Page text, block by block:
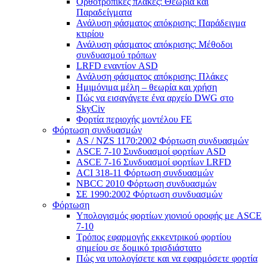
Παραδείγματα
Ανάλυση φάσματος απόκρισης: Παράδειγμα
κτιρίου
Ανάλυση φάσματος απόκρισης: Μέθοδοι
συνδυασμού τρόπων
LRFD εναντίον ASD
Ανάλυση φάσματος απόκρισης: Πλάκες
Ημιμόνιμα μέλη – θεωρία και χρήση
Πώς να εισαγάγετε ένα αρχείο DWG στο
SkyCiv
Φορτία περιοχής μοντέλου FE
Φόρτωση συνδυασμών
AS / NZS 1170:2002 Φόρτωση συνδυασμών
ASCE 7-10 Συνδυασμοί φορτίων ASD
ASCE 7-16 Συνδυασμοί φορτίων LRFD
ACI 318-11 Φόρτωση συνδυασμών
NBCC 2010 Φόρτωση συνδυασμών
ΣΕ 1990:2002 Φόρτωση συνδυασμών
Φόρτωση
Υπολογισμός φορτίων χιονιού οροφής με ASCE
7-10
Τρόπος εφαρμογής εκκεντρικού φορτίου
σημείου σε δομικό τρισδιάστατο
Πώς να υπολογίσετε και να εφαρμόσετε φορτία